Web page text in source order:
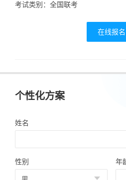
考试类别：全国联考
在线报名
个性化方案
姓名
性别 年